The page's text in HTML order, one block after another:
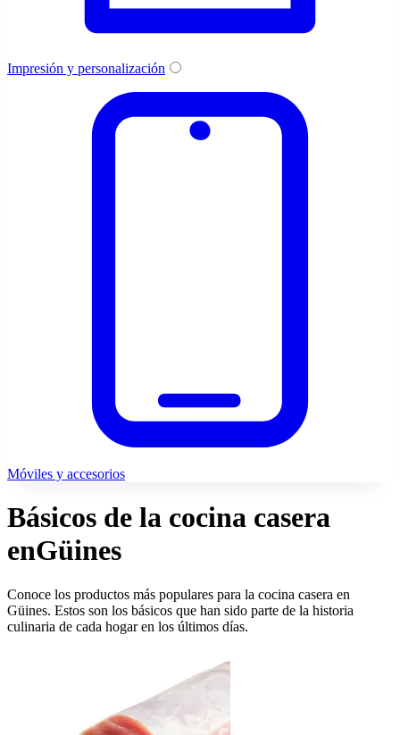
Impresión y personalización
Móviles y accesorios
Básicos de la cocina casera
enGüines
Conoce los productos más populares para la cocina casera en
Güines. Estos son los básicos que han sido parte de la historia
culinaria de cada hogar en los últimos días.